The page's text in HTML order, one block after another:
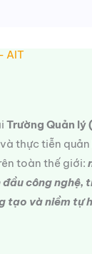
AIT
Trường Quản lý
thực tiễn quản
toàn thế giới:
công nghệ,
tạo và niềm tự